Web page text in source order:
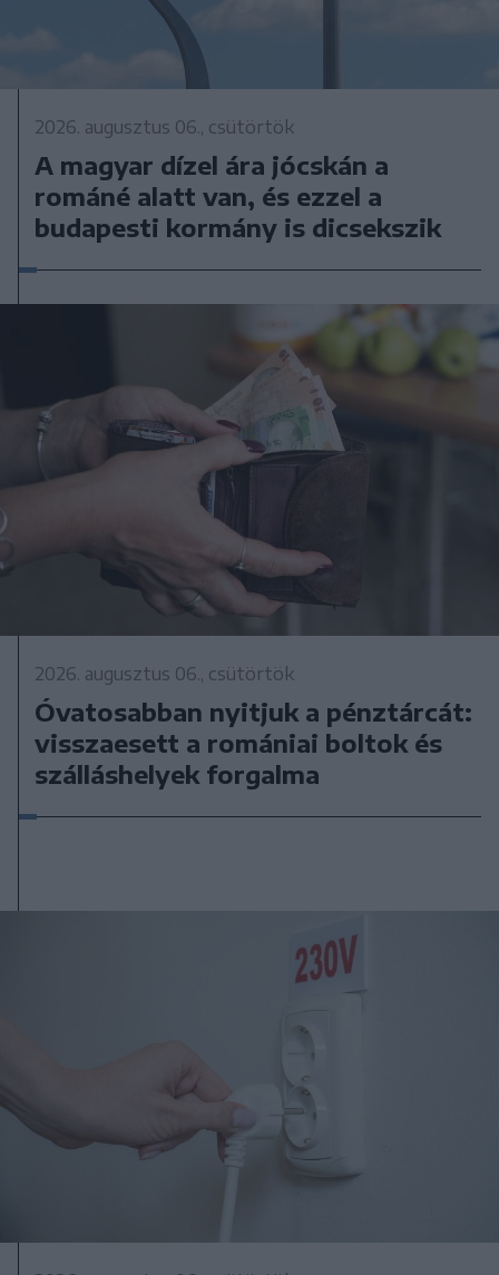
2026. augusztus 06., csütörtök
A magyar dízel ára jócskán a
románé alatt van, és ezzel a
budapesti kormány is dicsekszik
2026. augusztus 06., csütörtök
Óvatosabban nyitjuk a pénztárcát:
visszaesett a romániai boltok és
szálláshelyek forgalma